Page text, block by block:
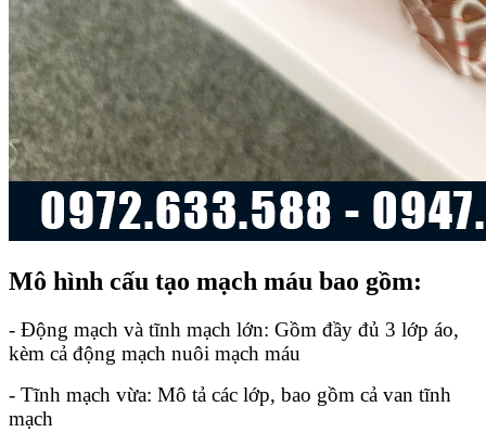
Mô hình cấu tạo mạch máu bao gồm:
- Động mạch và tĩnh mạch lớn: Gồm đầy đủ 3 lớp áo,
kèm cả động mạch nuôi mạch máu
- Tĩnh mạch vừa: Mô tả các lớp, bao gồm cả van tĩnh
mạch